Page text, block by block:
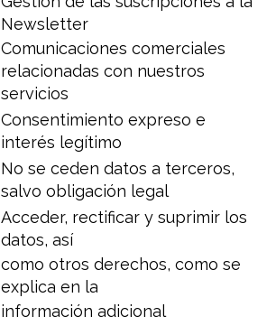
Newsletter
Comunicaciones comerciales
relacionadas con nuestros
servicios
Consentimiento expreso e
interés legítimo
No se ceden datos a terceros,
salvo obligación legal
Acceder, rectificar y suprimir los
datos, así
como otros derechos, como se
explica en la
información adicional